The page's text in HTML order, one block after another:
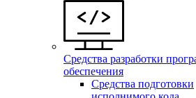
Средства разработки
обеспечения
Средства подготовки